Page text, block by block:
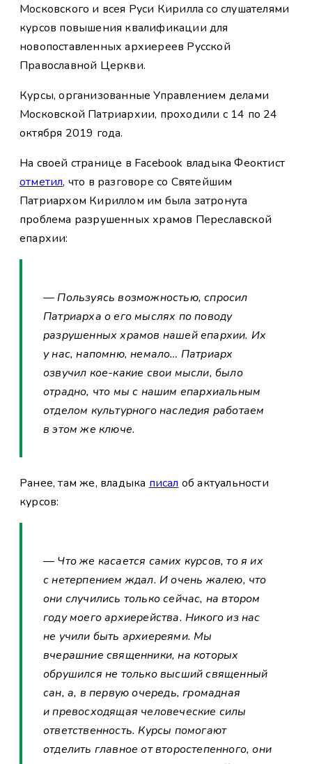
Московского и всея Руси Кирилла со слушателями
курсов повышения квалификации для
новопоставленных архиереев Русской
Православной Церкви.
Курсы, организованные Управлением делами
Московской Патриархии, проходили с 14 по 24
октября 2019 года.
На своей странице в Facebook владыка Феоктист
отметил, что в разговоре со Святейшим
Патриархом Кириллом им была затронута
проблема разрушенных храмов Переславской
епархии:
— Пользуясь возможностью, спросил
Патриарха о его мыслях по поводу
разрушенных храмов нашей епархии. Их
у нас, напомню, немало… Патриарх
озвучил кое-какие свои мысли, было
отрадно, что мы с нашим епархиальным
отделом культурного наследия работаем
в этом же ключе.
Ранее, там же, владыка писал об актуальности
курсов:
— Что же касается самих курсов, то я их
с нетерпением ждал. И очень жалею, что
они случились только сейчас, на втором
году моего архиерейства. Никого из нас
не учили быть архиереями. Мы
вчерашние священники, на которых
обрушился не только высший священный
сан, а, в первую очередь, громадная
и превосходящая человеческие силы
ответственность. Курсы помогают
отделить главное от второстепенного, они